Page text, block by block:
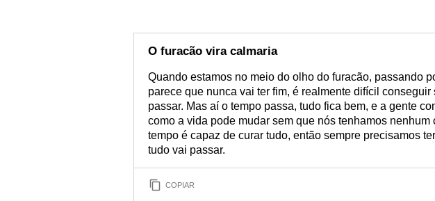
O furacão vira calmaria
Quando estamos no meio do olho do furacão, passando
parece que nunca vai ter fim, é realmente difícil conseguir
passar. Mas aí o tempo passa, tudo fica bem, e a gente
como a vida pode mudar sem que nós tenhamos nenhum
tempo é capaz de curar tudo, então sempre precisamos
tudo vai passar.
COPIAR